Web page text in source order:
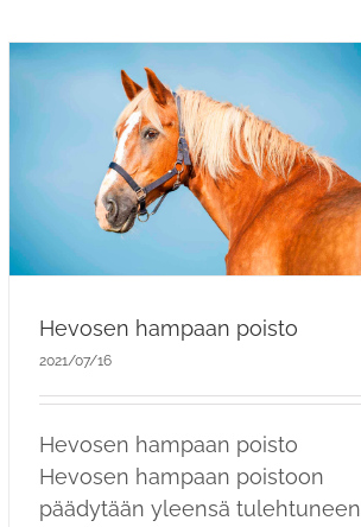
Hevosen hampaan poisto
2021/07/16
Hevosen hampaan poisto
Hevosen hampaan poistoon
päädytään yleensä tulehtuneen